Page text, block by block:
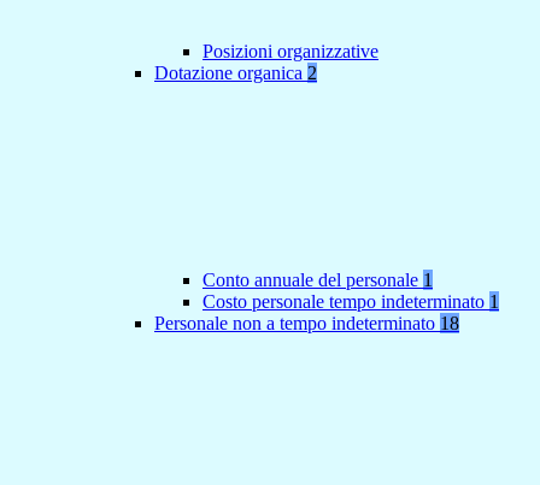
Posizioni organizzative
Dotazione organica 2
Conto annuale del personale 1
Costo personale tempo indeterminato 1
Personale non a tempo indeterminato 18